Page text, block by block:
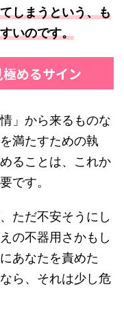
しまうという、も
いのです。
めるサイン
」から来るものな
満たすための執
ることは、これか
です。
ただ不安そうにし
の不器用さかもし
あなたを責めた
ら、それは少し危